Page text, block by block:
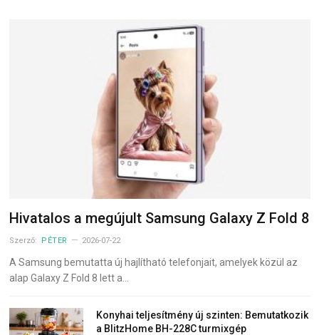
Hivatalos a megújult Samsung Galaxy Z Fold 8
Szerző: PÉTER 2026-07-22
A Samsung bemutatta új hajlítható telefonjait, amelyek közül az
alap Galaxy Z Fold 8 lett a…
Konyhai teljesítmény új szinten: Bemutatkozik
a BlitzHome BH-228C turmixgép